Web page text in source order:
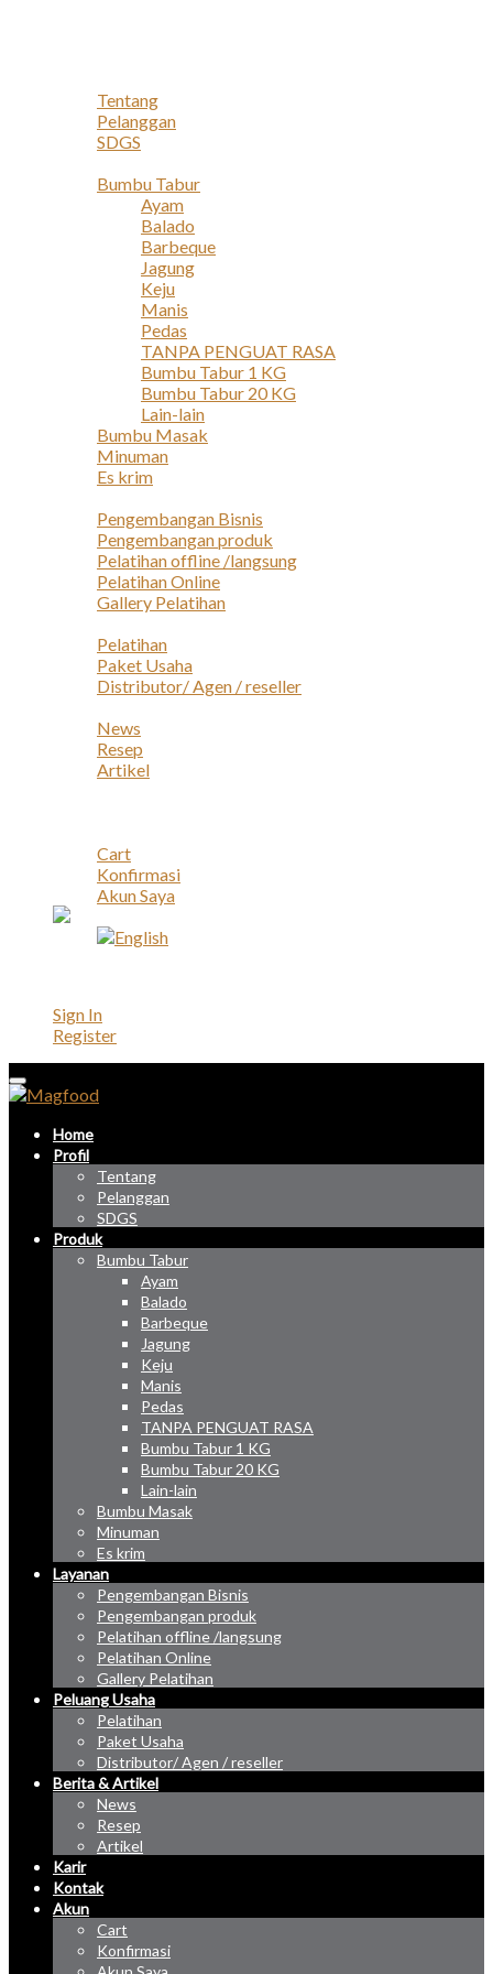
Tentang
Pelanggan
SDGS
Bumbu Tabur
Ayam
Balado
Barbeque
Jagung
Keju
Manis
Pedas
TANPA PENGUAT RASA
Bumbu Tabur 1 KG
Bumbu Tabur 20 KG
Lain-lain
Bumbu Masak
Minuman
Es krim
Pengembangan Bisnis
Pengembangan produk
Pelatihan offline /langsung
Pelatihan Online
Gallery Pelatihan
Pelatihan
Paket Usaha
Distributor/ Agen / reseller
News
Resep
Artikel
Cart
Konfirmasi
Akun Saya
Sign In
Register
Home
Profil
Tentang
Pelanggan
SDGS
Produk
Bumbu Tabur
Ayam
Balado
Barbeque
Jagung
Keju
Manis
Pedas
TANPA PENGUAT RASA
Bumbu Tabur 1 KG
Bumbu Tabur 20 KG
Lain-lain
Bumbu Masak
Minuman
Es krim
Layanan
Pengembangan Bisnis
Pengembangan produk
Pelatihan offline /langsung
Pelatihan Online
Gallery Pelatihan
Peluang Usaha
Pelatihan
Paket Usaha
Distributor/ Agen / reseller
Berita & Artikel
News
Resep
Artikel
Karir
Kontak
Akun
Cart
Konfirmasi